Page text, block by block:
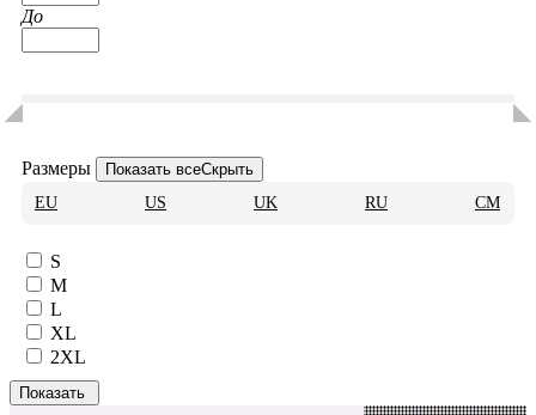
До
Размеры Показать всеСкрыть
EU
US UK RU CM
S
M
L
XL
2XL